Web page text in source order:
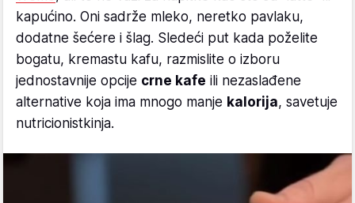
kapućino. Oni sadrže mleko, neretko pavlaku,
dodatne šećere i šlag. Sledeći put kada poželite
bogatu, kremastu kafu, razmislite o izboru
jednostavnije opcije crne kafe ili nezaslađene
alternative koja ima mnogo manje kalorija, savetuje
nutricionistkinja.